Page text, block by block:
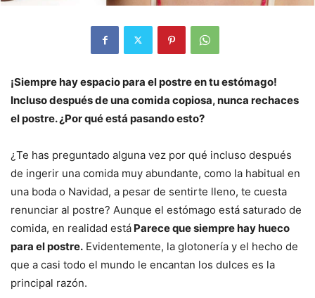
¡Siempre hay espacio para el postre en tu estómago!
Incluso después de una comida copiosa, nunca rechaces
el postre. ¿Por qué está pasando esto?
¿Te has preguntado alguna vez por qué incluso después
de ingerir una comida muy abundante, como la habitual en
una boda o Navidad, a pesar de sentirte lleno, te cuesta
renunciar al postre? Aunque el estómago está saturado de
comida, en realidad está Parece que siempre hay hueco
para el postre. Evidentemente, la glotonería y el hecho de
que a casi todo el mundo le encantan los dulces es la
principal razón.